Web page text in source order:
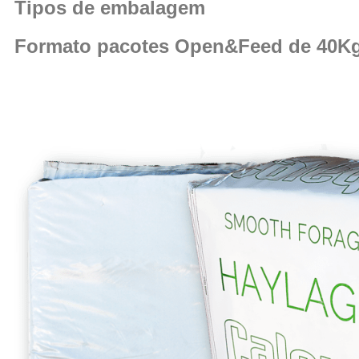
Tipos de embalagem
Formato pacotes Open&Feed de